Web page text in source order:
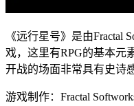
《远行星号》是由Fractal
戏，这里有RPG的基本元
开战的场面非常具有史诗感
游戏制作：Fractal